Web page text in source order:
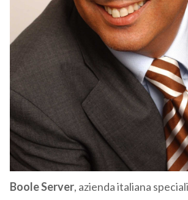
Boole Server, azienda italiana